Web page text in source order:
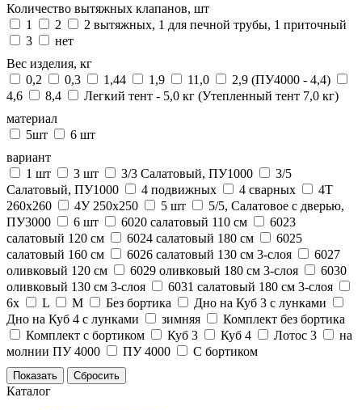
Количество вытяжных клапанов, шт
1
2
2 вытяжных, 1 для печной трубы, 1 приточный
3
нет
Вес изделия, кг
0,2
0,3 1,44 1,9 11,0
2,9 (ПУ4000 - 4,4)
4,6
8,4
Легкий тент - 5,0 кг (Утепленный тент 7,0 кг)
материал
5шт
6 шт
вариант
1 шт
3 шт 3/3 Салатовый, ПУ1000
3/5
Салатовый, ПУ1000
4 подвижных 4 сварных
4Т
260х260
4У 250x250 5 шт
5/5, Салатовое с дверью,
ПУ3000
6 шт 6020 салатовый 110 см
6023
салатовый 120 см
6024 салатовый 180 см
6025
салатовый 160 см
6026 салатовый 130 см 3-слоя
6027
оливковый 120 см
6029 оливковый 180 см 3-слоя
6030
оливковый 130 см 3-слоя
6031 салатовый 180 см 3-слоя
6х
L M Без бортика
Дно на Куб 3 с лунками
Дно на Куб 4 с лунками
зимняя
Комплект без бортика
Комплект с бортиком
Куб 3 Куб 4 Лотос 3
на
молнии ПУ 4000
ПУ 4000 С бортиком
Каталог